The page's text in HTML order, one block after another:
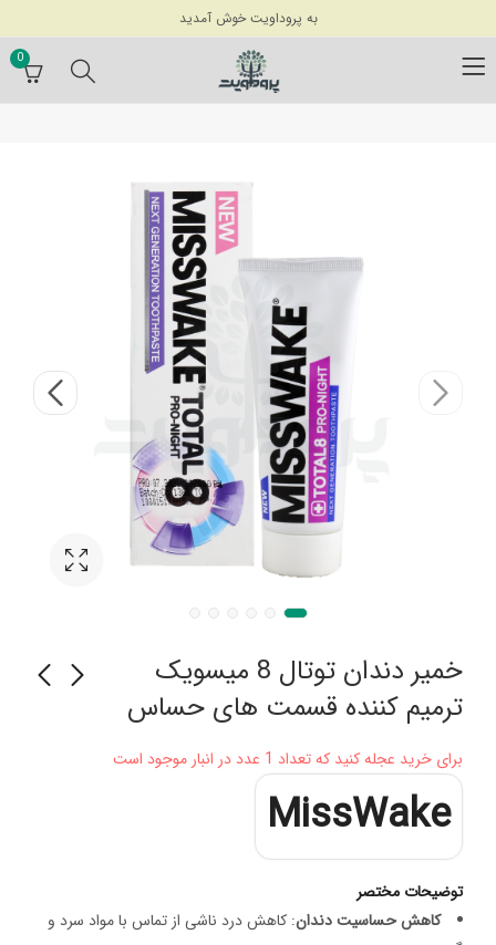
به پروداویت خوش آمدید
0
خمیر دندان توتال 8 میسویک
ترمیم کننده قسمت های حساس
برس چوبی جعبه دار
کوچک مایا
خمیر دندان زیرو سنسیتیو
میسویک ( ضدحساسيت)
برای خرید عجله کنید که تعداد 1 عدد در انبار موجود است
MissWake
توضیحات مختصر
کاهش حساسیت دندان: کاهش درد ناشی از تماس با مواد سرد و